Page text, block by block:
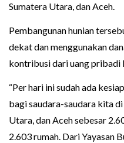
Sumatera Utara, dan Aceh.
Pembangunan hunian
dekat dan menggunakan
kontribusi dari uang pribadi
“Per hari ini sudah ada
bagi saudara-saudara kita
Utara, dan Aceh sebesar
2.603 rumah. Dari Yayasan